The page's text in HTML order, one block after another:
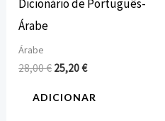
Dicionário de Português-
Árabe
Árabe
28,00€ 25,20€
ADICIONAR